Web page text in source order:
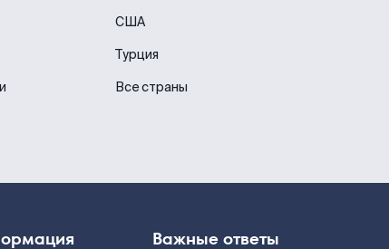
США
Турция
Все страны
Важные ответы